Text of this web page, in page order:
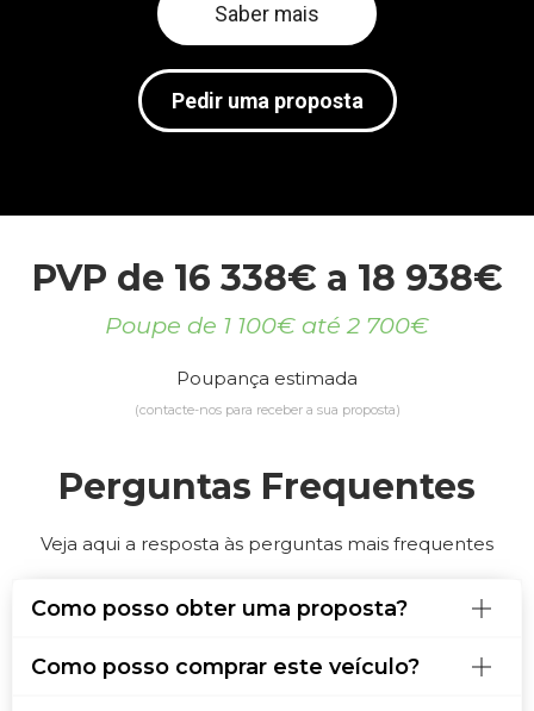
Saber mais
Pedir uma proposta
PVP de 16 338€ a 18 938€
Poupe de 1 100€ até 2 700€
Poupança estimada
(contacte-nos para receber a sua proposta)
Perguntas Frequentes
Veja aqui a resposta às perguntas mais frequentes
Como posso obter uma proposta?
Como posso comprar este veículo?